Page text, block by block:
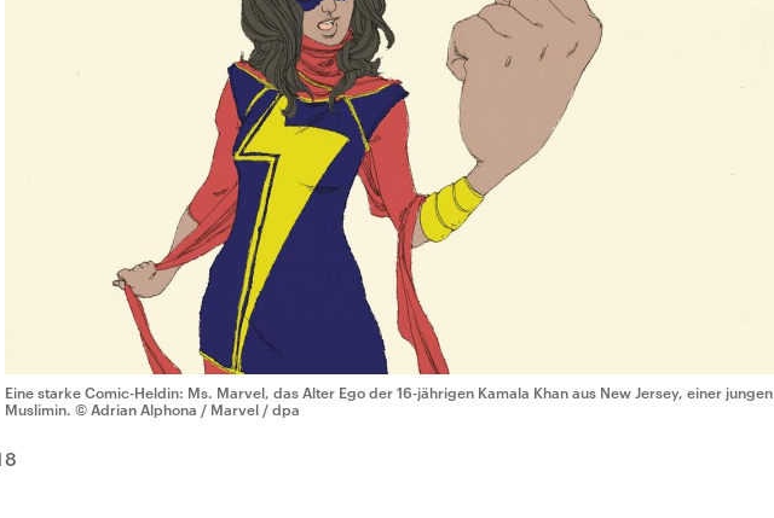
Eine starke Comic-Heldin: Ms. Marvel, das Alter Ego der 16-jährigen Kamala Khan aus New Jersey, einer jungen
Muslimin. © Adrian Alphona / Marvel / dpa